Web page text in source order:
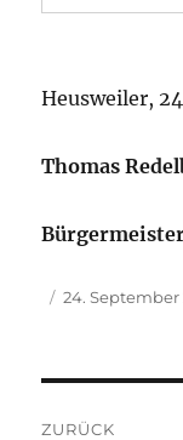
Heusweiler,
Thomas
Autor
Veröffentlicht
24. September
ZURÜCK